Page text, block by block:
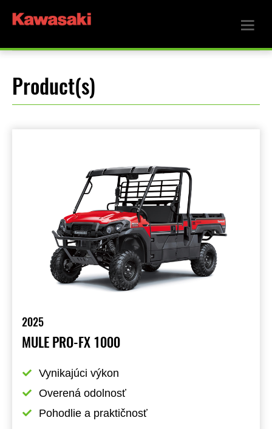
Product(s)
2025
MULE PRO-FX 1000
Vynikajúci výkon
Overená odolnosť
Pohodlie a praktičnosť